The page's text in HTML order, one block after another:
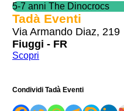
5-7 anni The Dinocrocs
Tadà Eventi
Via Armando Diaz, 219
Fiuggi - FR
Scopri
Condividi Tadà Eventi